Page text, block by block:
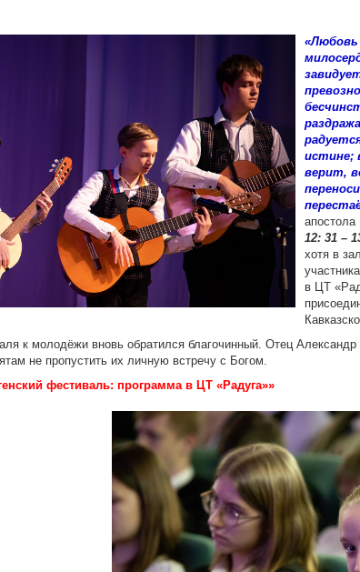
истине;
верит,
12: 31 –
хотя в
в ЦТ
к молодёжи вновь обратился благочинный. Отец Александр
не пропустить их личную встречу с Богом.
фестиваль: программа в ЦТ «Радуга»»